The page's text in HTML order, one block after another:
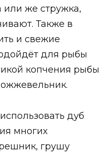
же стружка,
Также в
и свежие
для рыбы
копчения рыбы
дуб
многих
грушу